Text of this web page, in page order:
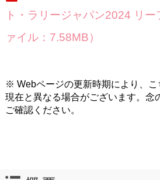
ト・ラリージャパン2024 リ
ァイル：7.58MB）
※ Webページの更新時期により、こ
現在と異なる場合がございます。念
ご確認ください。